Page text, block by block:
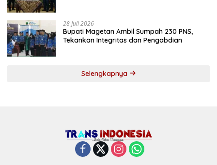
28 Juli 2026
Bupati Magetan Ambil Sumpah 230 PNS,
Tekankan Integritas dan Pengabdian
Selengkapnya